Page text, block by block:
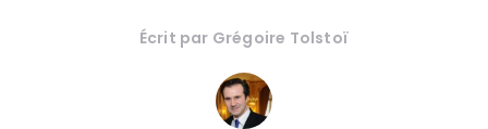
Écrit par Grégoire Tolstoï